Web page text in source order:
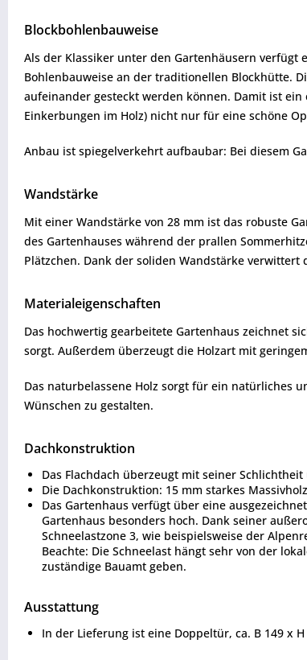
Blockbohlenbauweise
Als der Klassiker unter den Gartenhäusern
Bohlenbauweise an der traditionellen Blockhütte.
aufeinander gesteckt werden können. Damit ist
Einkerbungen im Holz) nicht nur für eine schöne
Anbau ist spiegelverkehrt aufbaubar: Bei diesem
Wandstärke
Mit einer Wandstärke von 28 mm ist das robuste
des Gartenhauses während der prallen
Plätzchen. Dank der soliden Wandstärke
Materialeigenschaften
Das hochwertig gearbeitete Gartenhaus zeichnet
sorgt. Außerdem überzeugt die Holzart mit
Das naturbelassene Holz sorgt für ein natürliches
Wünschen zu gestalten.
Dachkonstruktion
Das Flachdach überzeugt mit seiner
Die Dachkonstruktion: 15 mm starkes
Das Gartenhaus verfügt über eine
Gartenhaus besonders hoch. Dank seiner
Schneelastzone 3, wie beispielsweise der
Beachte: Die Schneelast hängt sehr von der
zuständige Bauamt geben.
Ausstattung
In der Lieferung ist eine Doppeltür, ca. B 149 x